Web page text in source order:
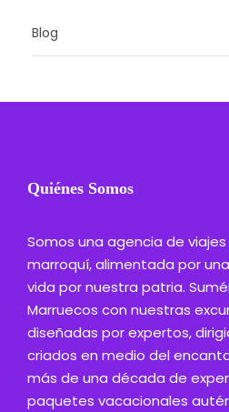
Blog
Quiénes Somos
Somos una agencia de
marroquí, alimentada por
vida por nuestra patria.
Marruecos con nuestras
diseñadas por expertos,
criados en medio del
más de una década de
paquetes vacacionales